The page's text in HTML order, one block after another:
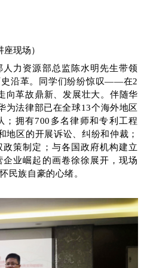
座现场）
人力资源部总监陈水明先生带领
沿革。同学们纷纷惊叹——在2
向革故鼎新、发展壮大。 伴随华
为法律部已在全球13个海外地区
拥有700 多名律师和专利工程
地区的开展诉讼、纠纷和仲裁；
策制定； 与各国政府机构建立
企业崛起的画卷徐徐展开，现场
民族自豪的心绪。